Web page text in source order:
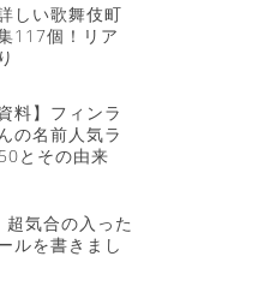
しい歌舞伎町
117個！リア
料】フィンラ
の名前人気ラ
とその由来
超気合の入った
ルを書きまし